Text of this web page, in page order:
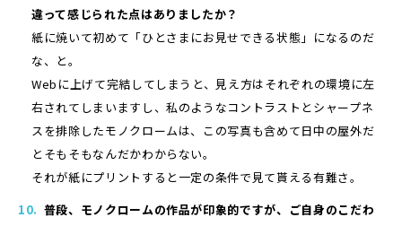
違って感じられた点はありましたか？
紙に焼いて初めて「ひとさまにお見せできる状態」になるのだ
な、と。
Webに上げて完結してしまうと、見え方はそれぞれの環境に左
右されてしまいますし、私のようなコントラストとシャープネ
スを排除したモノクロームは、この写真も含めて日中の屋外だ
とそもそもなんだかわからない。
それが紙にプリントすると一定の条件で見て貰える有難さ。
普段、モノクロームの作品が印象的ですが、ご自身のこだわ